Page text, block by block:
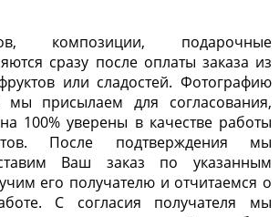
композиции, подарочные
сразу после оплаты заказа из
или сладостей. Фотографию
мы присылаем для согласования,
100% уверены в качестве работы
После подтверждения мы
Ваш заказ по указанным
его получателю и отчитаемся о
С согласия получателя мы